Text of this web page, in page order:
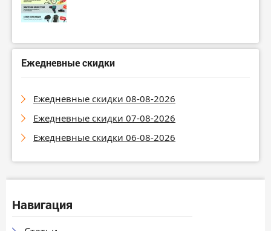
Ежедневные скидки
Ежедневные скидки 08-08-2026
Ежедневные скидки 07-08-2026
Ежедневные скидки 06-08-2026
Навигация